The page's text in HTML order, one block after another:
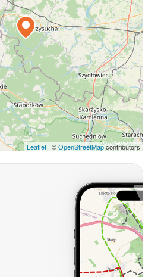
Leaflet | ©OpenStreetMapcontributors